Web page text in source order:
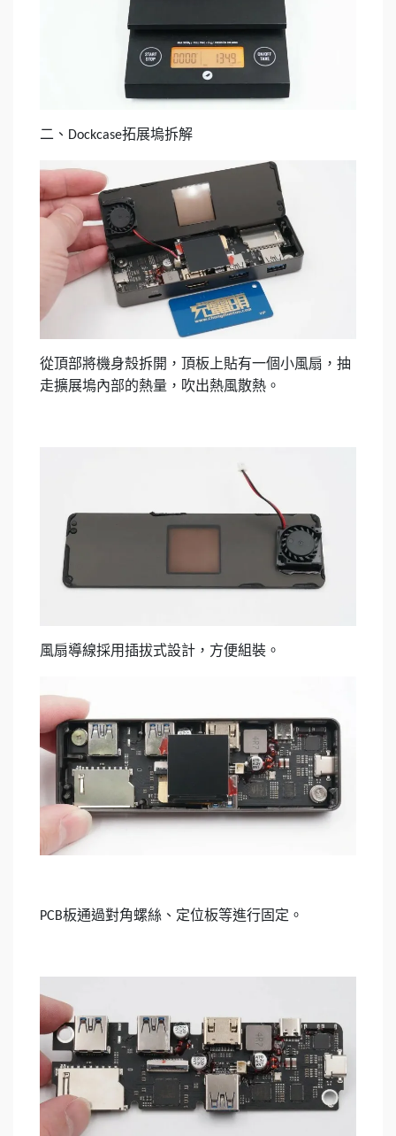
二、 Dockcase拓展塢拆解
從頂部將機身殼拆開，頂板上貼有一個小風扇，抽
走擴展塢內部的熱量，吹出熱風散熱。
風扇導線採用插拔式設計，方便組裝。
PCB板通過對角螺絲、定位板等進行固定。